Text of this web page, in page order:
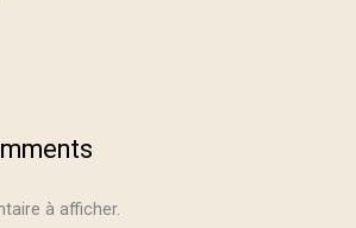
à afficher.